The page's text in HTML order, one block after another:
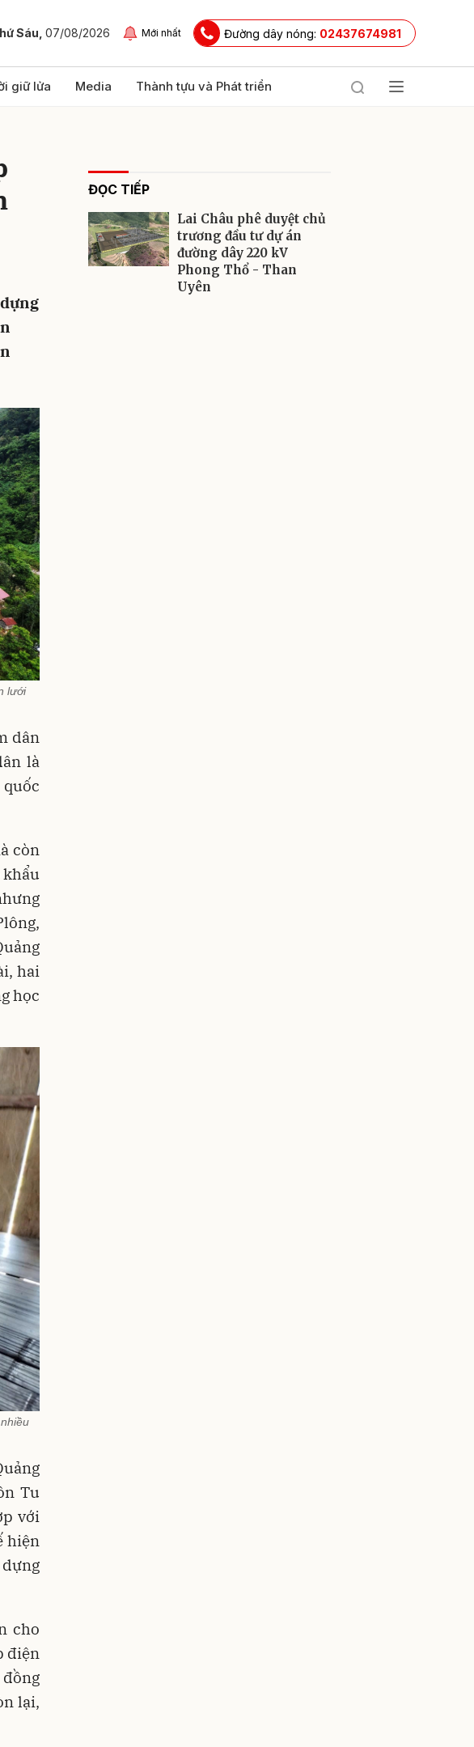
Sáu, 07/08/2026 Mới nhất Đường dây nóng: 02437674981
giữ lửa Media Thành tựu và Phát triển
lưới
dân
là
còn
khẩu
hai
học
Tu
với
hiện
cho
điện
lại,
ĐỌC TIẾP
Lai Châu phê duyệt chủ
trương đầu tư dự án
đường dây 220 kV
Phong Thổ - Than
Uyên
Gửi